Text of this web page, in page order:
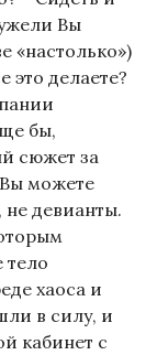
Вы
«настолько»)
это делаете?
бы,
сюжет за
можете
девианты.
тело
хаоса и
в силу, и
кабинет с